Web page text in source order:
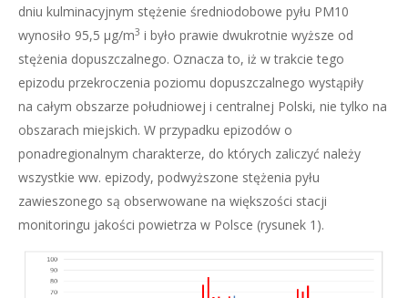
dniu kulminacyjnym stężenie średniodobowe pyłu PM10
wynosiło 95,5 µg/m3 i było prawie dwukrotnie wyższe od
stężenia dopuszczalnego. Oznacza to, iż w trakcie tego
epizodu przekroczenia poziomu dopuszczalnego wystąpiły
na całym obszarze południowej i centralnej Polski, nie tylko na
obszarach miejskich. W przypadku epizodów o
ponadregionalnym charakterze, do których zaliczyć należy
wszystkie ww. epizody, podwyższone stężenia pyłu
zawieszonego są obserwowane na większości stacji
monitoringu jakości powietrza w Polsce (rysunek 1).